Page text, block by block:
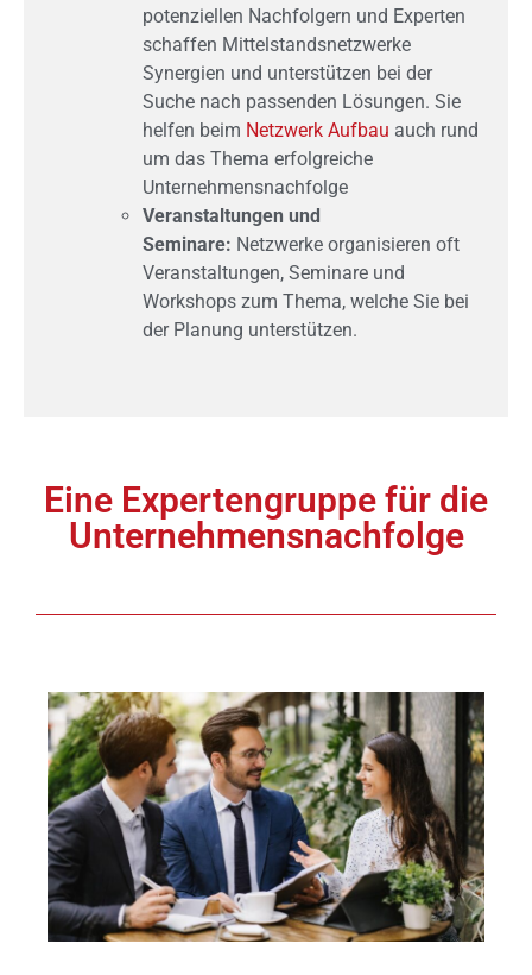
potenziellen Nachfolgern und Experten
schaffen Mittelstandsnetzwerke
Synergien und unterstützen bei der
Suche nach passenden Lösungen. Sie
helfen beim Netzwerk Aufbau auch rund
um das Thema erfolgreiche
Unternehmensnachfolge
Veranstaltungen und
Seminare: Netzwerke organisieren oft
Veranstaltungen, Seminare und
Workshops zum Thema, welche Sie bei
der Planung unterstützen.
Eine Expertengruppe für die
Unternehmensnachfolge